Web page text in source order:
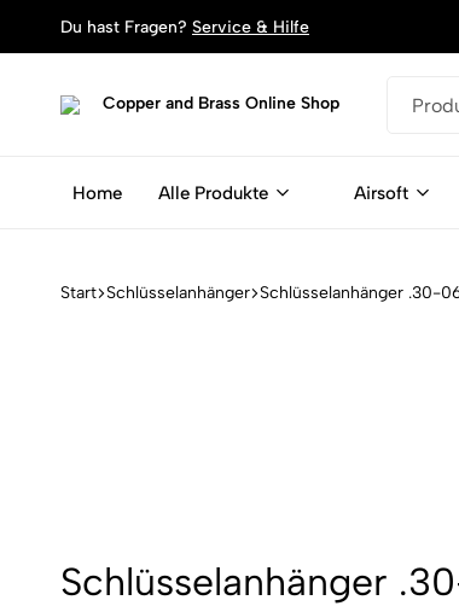
Du hast Fragen? Service & Hilfe
Online
Schlüsselanhänger,
Magente
Home Alle Produkte Airsoft
Start Schlüsselanhänger Schlüsselanhänger .30-
Schlüsselanhänger